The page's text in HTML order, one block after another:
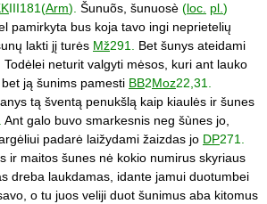
III181(Arm). Šunuõs, šunuosè (loc. pl.)
pamirkyta bus koja tavo ingi neprietelių
lakti jį turės Mž291. Bet šunys ateidami
Todėlei neturit valgyti mėsos, kuri ant lauko
ją šunims pamesti BB2Moz22,31.
tą šventą penukšlą kaip kiaulės ir šunes
Ant galo buvo smarkesnis neg šùnes jo,
padarė laižydami žaizdas jo DP271.
ir maitos šunes nė kokio numirus skyriaus
dreba laukdamas, idante jamui duotumbei
o tu juos veliji duot šunimus aba kitomus